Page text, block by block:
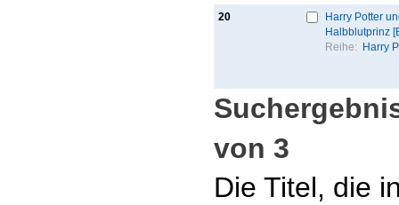
20
Harry Potter
Halbblutprinz
Reihe:
Harry
von 3
Die Titel, die